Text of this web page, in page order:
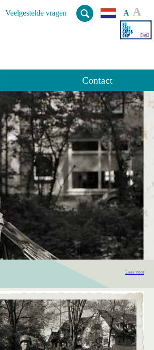
Veelgestelde vragen A A
Contact
Lees voor